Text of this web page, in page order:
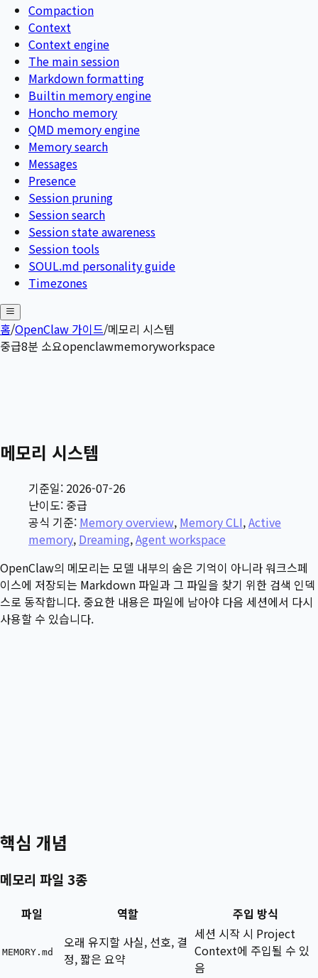
Compaction
Context
Context engine
The main session
Markdown formatting
Builtin memory engine
Honcho memory
QMD memory engine
Memory search
Messages
Presence
Session pruning
Session search
Session state awareness
Session tools
SOUL.md personality guide
Timezones
홈/OpenClaw 가이드/메모리 시스템
중급8분 소요openclawmemoryworkspace
메모리 시스템
기준일: 2026-07-26
난이도: 중급
공식 기준: Memory overview, Memory CLI,Active
memory, Dreaming,Agent workspace
OpenClaw의 메모리는 모델 내부의 숨은 기억이 아니라 워크스페
이스에 저장되는 Markdown 파일과 그 파일을 찾기 위한 검색 인덱
스로 동작합니다. 중요한 내용은 파일에 남아야 다음 세션에서 다시
사용할 수 있습니다.
핵심 개념
메모리 파일 3종
파일 역할 주입 방식
MEMORY.md
오래 유지할 사실, 선호, 결
정, 짧은 요약
세션 시작 시 Project
Context에 주입될 수 있
음